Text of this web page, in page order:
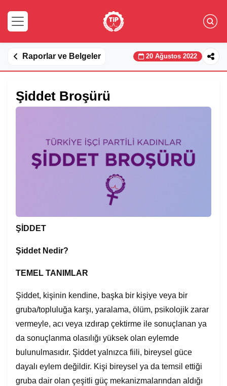
Raporlar ve Belgeler 20 Ağustos 2022
Şiddet Broşürü
ŞİDDET
Şiddet Nedir?
TEMEL TANIMLAR
Şiddet, kişinin kendine, başka bir kişiye veya bir
gruba/topluluğa karşı, yaralama, ölüm, psikolojik zarar
vermeyle, acı veya ızdırap çektirme ile sonuçlanan ya
da sonuçlanma olasılığı yüksek olan eylemde
bulunulmasıdır. Şiddet yalnızca fiili, bireysel güce
dayalı eylem değildir. Kişi bireysel ya da temsil ettiği
gruba dair olan çeşitli güç mekanizmalarından aldığı